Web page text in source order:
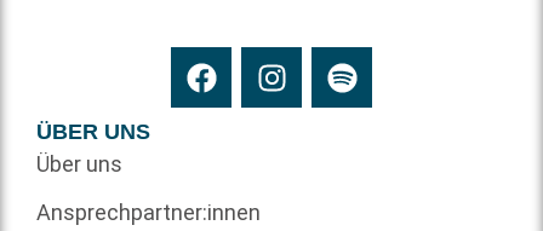
ÜBER UNS
Über uns
Ansprechpartner:innen